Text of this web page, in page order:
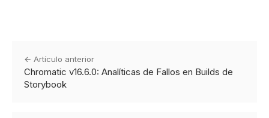
← Artículo anterior
Chromatic v16.6.0: Analíticas de Fallos en Builds de
Storybook